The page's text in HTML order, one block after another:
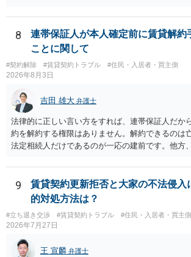
新たな定期借家契約を締結する形になりますが、
前提であり、借主が同意しなければ成立しません
績、子どもの学校や地域とのつながり、転居費用
などは、借主側の強い居住継続の必要性として正
重視される要素ですので、貸主側にかなり具体的
がない限り、更新拒絶が認められるハードルは一
れます。 建物が未登記であること自体は、賃貸借
に否定するものではなく、引渡しがされていれば
有効とされています。 今後の交渉では、①現在は
しており定期借家への変更に合意していないこと
（誰が所有者で誰が実際に住む予定か等）を具体
ほしいこと、③自分たちの居住継続の必要性を丁
基本方針としたうえで、仮に一定時期の退去を検
退料・引越費用・原状回復費用負担などの条件を
成することが重要です。 契約書では、更新条項
め・定期借家に関する記載の有無、これまでの更
（「今回で最後」などの文言）が、借主不利な特
得るかどうかも含めて検討ポイントになりますの
容を十分に確認し、不明点は弁護士に相談するこ
す。
8
連帯保証人が本人確定前に賃貸解約
ことに関して
#契約解除 #賃貸契約トラブル #住民・入居者・買主側
2026年8月3日
吉田 雄大 弁護士
法律的に正しい言い方をすれば、連帯保証人だか
約を解約する権限はありません。解約できるのは
法定相続人だけであるのが一応の建前です。他方
する動機づけがなくなります。 今回進められつつ
も、建物を賃貸人に一日も早く明け渡すための便
するのが良いと思います。またその方法で進めた
あるお知り合いさんにとっても、自身の経済的負
められるため望ましいやり方だといえます。
9
賃貸契約更新拒否と大家の不法侵入
的対処方法は？
#立ち退き交渉 #賃貸契約トラブル #住民・入居者・買主側
2026年7月27日
王 宣麟 弁護士